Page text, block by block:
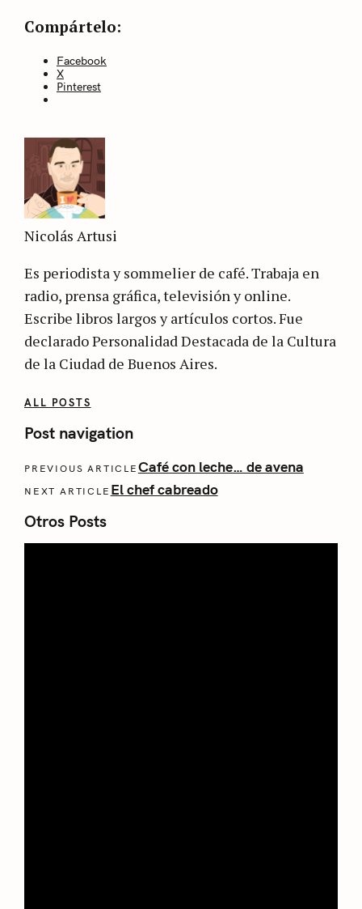
Compártelo:
Facebook
X
Pinterest
Nicolás Artusi
Es periodista y sommelier de café. Trabaja en
radio, prensa gráfica, televisión y online.
Escribe libros largos y artículos cortos. Fue
declarado Personalidad Destacada de la Cultura
de la Ciudad de Buenos Aires.
ALL POSTS
Post navigation
PREVIOUS ARTICLE Café con leche… de avena
NEXT ARTICLE El chef cabreado
Otros Posts